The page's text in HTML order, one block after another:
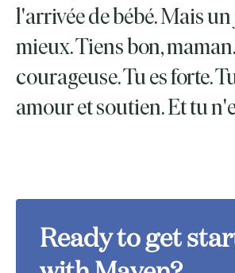
l'arrivée de bébé. Mais
mieux. Tiens bon,
courageuse. Tu es forte.
amour et soutien. Et tu
Ready to get